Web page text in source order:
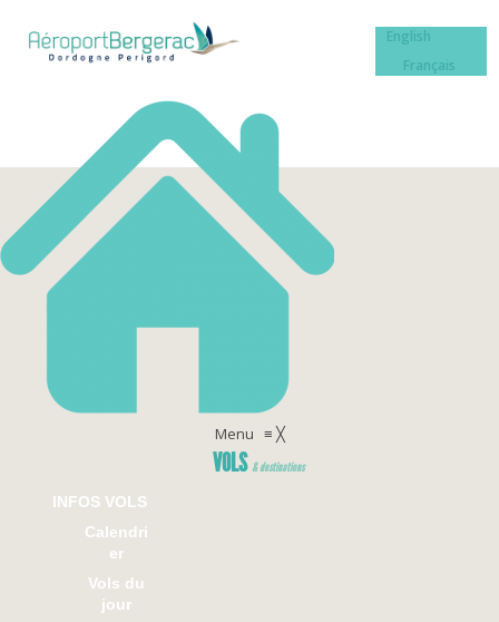
English
Français
Menu ≡╳
VOLS & destinations
INFOS VOLS
Calendri
er
Vols du
jour